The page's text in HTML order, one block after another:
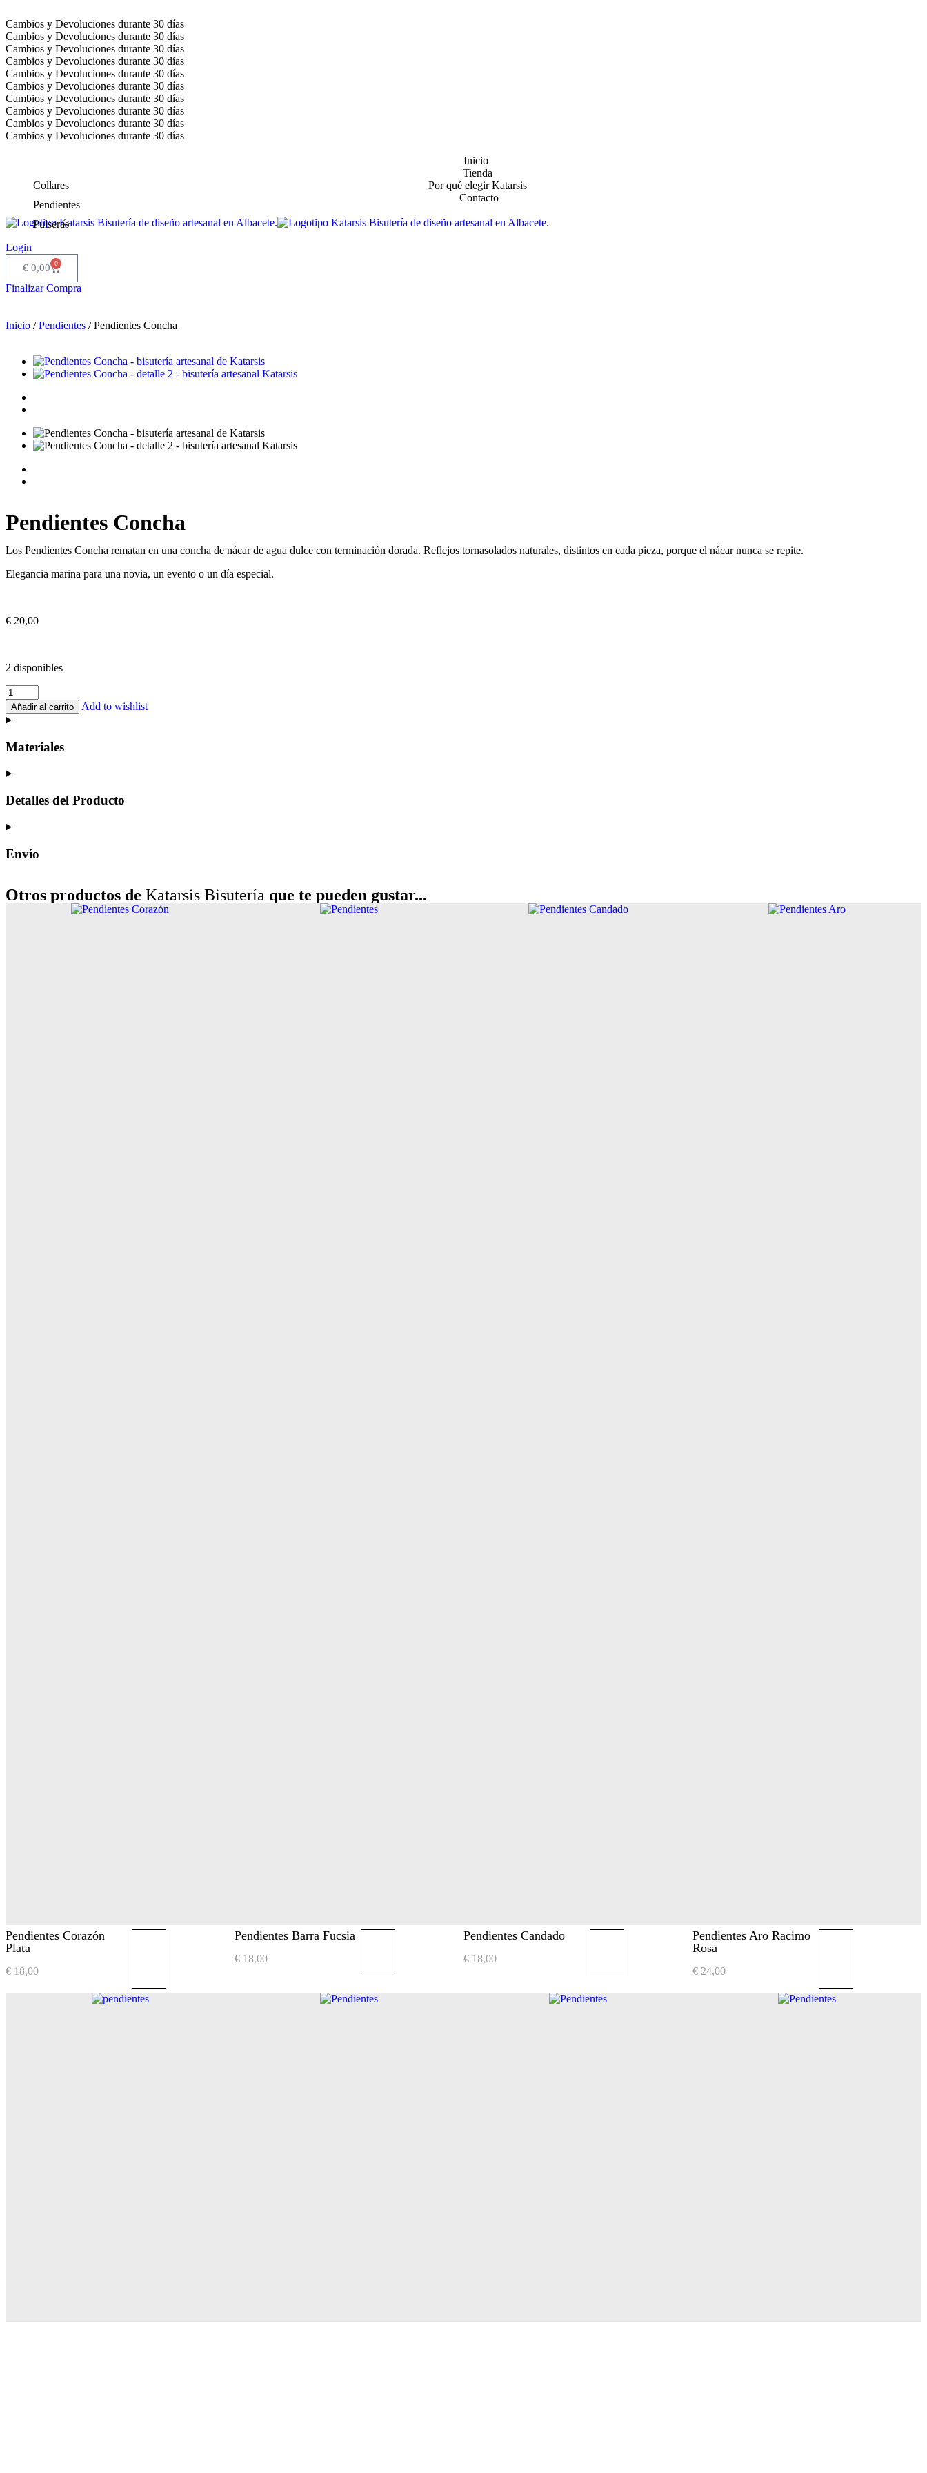
Cambios y Devoluciones durante 30 días
Cambios y Devoluciones durante 30 días
Cambios y Devoluciones durante 30 días
Cambios y Devoluciones durante 30 días
Cambios y Devoluciones durante 30 días
Cambios y Devoluciones durante 30 días
Cambios y Devoluciones durante 30 días
Cambios y Devoluciones durante 30 días
Cambios y Devoluciones durante 30 días
Cambios y Devoluciones durante 30 días
Inicio
Tienda
Collares
Pendientes
Pulseras
Por qué elegir Katarsis
Contacto
Login
€ 0,00 0
Finalizar Compra
Inicio /Pendientes / Pendientes Concha
Pendientes Concha
Los Pendientes Concha rematan en una concha de nácar de agua dulce con terminación dorada. Reflejos tornasolados naturales, distintos en cada pieza, porque el nácar nunca se repite.
Elegancia marina para una novia, un evento o un día especial.
€ 20,00
2 disponibles
Añadir al carrito Add to wishlist
Materiales
Detalles del Producto
Envío
Otros productos de Katarsis Bisutería que te pueden gustar...
Pendientes Corazón
Plata
€ 18,00
Pendientes Barra Fucsia
€ 18,00
Pendientes Candado
€ 18,00
Pendientes Aro Racimo
Rosa
€ 24,00